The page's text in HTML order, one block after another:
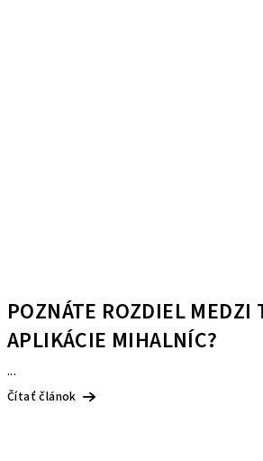
POZNÁTE ROZDIEL MEDZI
APLIKÁCIE MIHALNÍC?
...
Čítať článok